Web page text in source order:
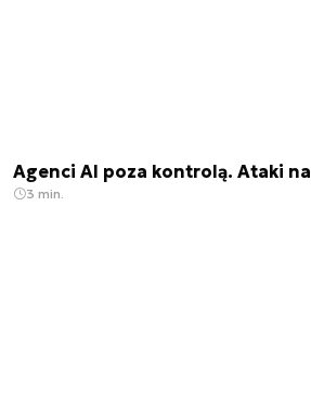
Agenci AI poza kontrolą. Ataki
3 min.